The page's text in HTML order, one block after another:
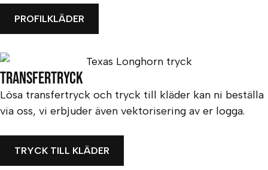
PROFILKLÄDER
Transfertryck
Lösa transfertryck och tryck till kläder kan ni beställa
via oss, vi erbjuder även vektorisering av er logga.
TRYCK TILL KLÄDER